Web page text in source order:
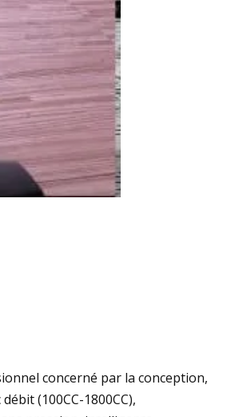
concerné par la conception,
(100CC-1800CC),